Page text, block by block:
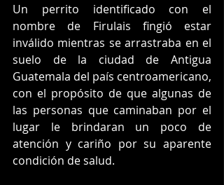
Un perrito identificado con el
nombre de Firulais fingió estar
inválido mientras se arrastraba en el
suelo de la ciudad de Antigua
Guatemala del país centroamericano,
con el propósito de que algunas de
las personas que caminaban por el
lugar le brindaran un poco de
atención y cariño por su aparente
condición de salud.